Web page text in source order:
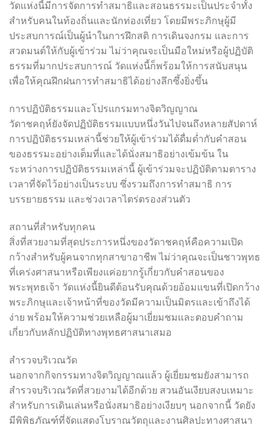
วัดแห่งนี้มีการจัดการทำสมาธิและสอนธรรมะเป็นประจำทั้ง
สำหรับคนในท้องถิ่นและนักท่องเที่ยว โดยมีพระภิกษุผู้มี
ประสบการณ์เป็นผู้นำในการฝึกสติ การเดินจงกรม และการ
สวดมนต์ให้กับผู้เข้าร่วม ไม่ว่าคุณจะเป็นมือใหม่หรือผู้ปฏิบัติ
ธรรมที่มากประสบการณ์ วัดแห่งนี้ก็พร้อมให้การสนับสนุน
เพื่อให้คุณฝึกฝนการทำสมาธิได้อย่างลึกซึ้งยิ่งขึ้น
การปฏิบัติธรรมและโปรแกรมทางจิตวิญญาณ
วัดาชคฤห์ยังจัดปฏิบัติธรรมแบบหนึ่งวันไปจนถึงหลายสัปดาห์
การปฏิบัติธรรมเหล่านี้ช่วยให้ผู้เข้าร่วมได้ดื่มด่ำกับคำสอน
ของธรรมะอย่างเต็มที่และได้นั่งสมาธิอย่างเข้มข้น ใน
ระหว่างการปฏิบัติธรรมเหล่านี้ ผู้เข้าร่วมจะปฏิบัติตามตาราง
เวลาที่จัดไว้อย่างเป็นระบบ ซึ่งรวมถึงการทำสมาธิ การ
บรรยายธรรม และช่วงเวลาไตร่ตรองส่วนตัว
สถานที่สำหรับทุกคน
สิ่งที่สวยงามที่สุดประการหนึ่งของวัดาชคฤห์คือความเปิด
กว้างสำหรับผู้คนจากทุกสาขาอาชีพ ไม่ว่าคุณจะเป็นชาวพุทธ
ที่เคร่งศาสนาหรือเพียงแค่อยากรู้เกี่ยวกับคำสอนของ
พระพุทธเจ้า วัดแห่งนี้ยินดีต้อนรับคุณด้วยอ้อมแขนที่เปิดกว้าง
พระภิกษุและเจ้าหน้าที่ของวัดมีความเป็นมิตรและเข้าถึงได้
ง่าย พร้อมให้ความช่วยเหลือผู้มาเยี่ยมชมและตอบคำถาม
เกี่ยวกับหลักปฏิบัติทางพุทธศาสนาเสมอ
สำรวจบริเวณวัด
นอกจากกิจกรรมทางจิตวิญญาณแล้ว ผู้เยี่ยมชมยังสามารถ
สำรวจบริเวณวัดที่สวยงามได้อีกด้วย สวนอันเงียบสงบเหมาะ
สำหรับการเดินเล่นหรือนั่งสมาธิอย่างเงียบๆ นอกจากนี้ วัดยัง
มีพิพิธภัณฑ์ที่จัดแสดงโบราณวัตถุและงานศิลปะทางศาสนา